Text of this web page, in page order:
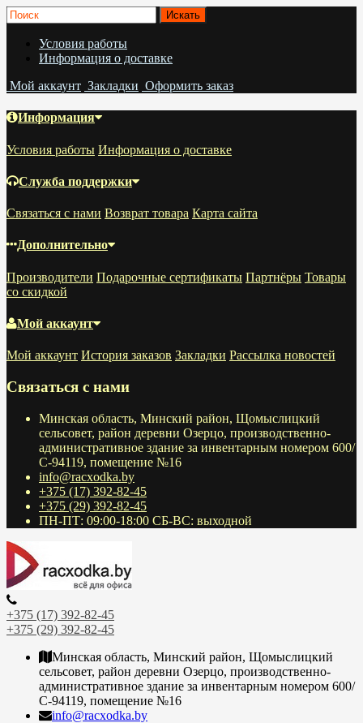
Условия работы
Информация о доставке
Мой аккаунт Закладки Оформить заказ
Информация
Условия работы Информация о доставке
Служба поддержки
Связаться с нами Возврат товара Карта сайта
Дополнительно
Производители Подарочные сертификаты Партнёры Товары
со скидкой
Мой аккаунт
Мой аккаунт История заказов Закладки Рассылка новостей
Связаться с нами
Минская область, Минский район, Щомыслицкий
сельсовет, район деревни Озерцо, производственно-
административное здание за инвентарным номером 600/
С-94119, помещение №16
info@racxodka.by
+375 (17) 392-82-45
+375 (29) 392-82-45
ПН-ПТ: 09:00-18:00 СБ-ВС: выходной
+375 (17) 392-82-45
+375 (29) 392-82-45
Минская область, Минский район, Щомыслицкий
сельсовет, район деревни Озерцо, производственно-
административное здание за инвентарным номером 600/
С-94119, помещение №16
info@racxodka.by